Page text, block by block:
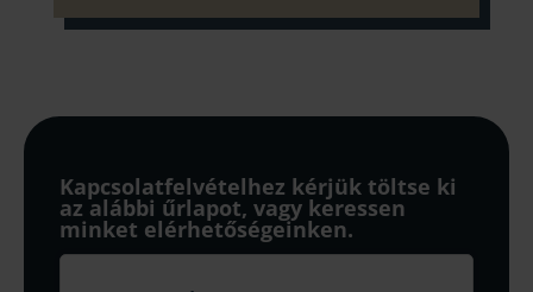
Kapcsolatfelvételhez kérjük töltse ki
az alábbi űrlapot, vagy keressen
minket elérhetőségeinken.